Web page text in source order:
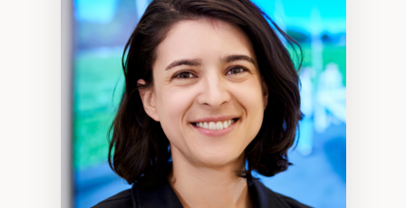
Discours sur la ville et représentations
Mosquées, formes et usages au Canada
Reconnaissance et représentations des
communautés immigrantes dans l'espace
urbain
Design architectural et urbain
Patrimoine et patrimonialisation
Études postcoloniales et décolonisation des
savoirs